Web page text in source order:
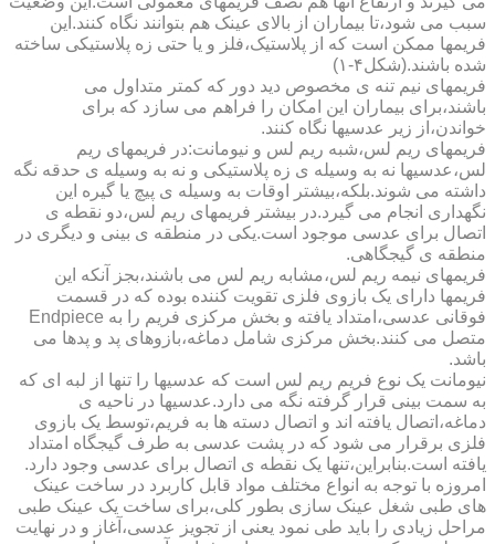
سبب می شود،تا بیماران از بالای عینک هم بتوانند نگاه کنند.این
فریمها ممکن است که از پلاستیک،فلز و یا حتی زه پلاستیکی ساخته
شده باشند.(شکل۴-۱)
فریمهای نیم تنه ی مخصوص دید دور که کمتر متداول می
باشند،برای بیماران این امکان را فراهم می سازد که برای
خواندن،از زیر عدسیها نگاه کنند.
فریمهای ریم لس،شبه ریم لس و نیومانت:در فریمهای ریم
لس،عدسیها نه به وسیله ی زه پلاستیکی و نه به وسیله ی حدقه نگه
داشته می شوند.بلکه،بیشتر اوقات به وسیله ی پیچ یا گیره این
نگهداری انجام می گیرد.در بیشتر فریمهای ریم لس،دو نقطه ی
اتصال برای عدسی موجود است.یکی در منطقه ی بینی و دیگری در
منطقه ی گیجگاهی.
فریمهای نیمه ریم لس،مشابه ریم لس می باشند،بجز آنکه این
فریمها دارای یک بازوی فلزی تقویت کننده بوده که در قسمت
فوقانی عدسی،امتداد یافته و بخش مرکزی فریم را به Endpiece
متصل می کنند.بخش مرکزی شامل دماغه،بازوهای پد و پدها می
باشد.
نیومانت یک نوع فریم ریم لس است که عدسیها را تنها از لبه ای که
به سمت بینی قرار گرفته نگه می دارد.عدسیها در ناحیه ی
دماغه،اتصال یافته اند و اتصال دسته ها به فریم،توسط یک بازوی
فلزی برقرار می شود که در پشت عدسی به طرف گیجگاه امتداد
یافته است.بنابراین،تنها یک نقطه ی اتصال برای عدسی وجود دارد.
امروزه با توجه به انواع مختلف مواد قابل کاربرد در ساخت عینک
های طبی شغل عینک سازی بطور کلی،برای ساخت یک عینک طبی
مراحل زیادی را باید طی نمود یعنی از تجویز عدسی،آغاز و در نهایت